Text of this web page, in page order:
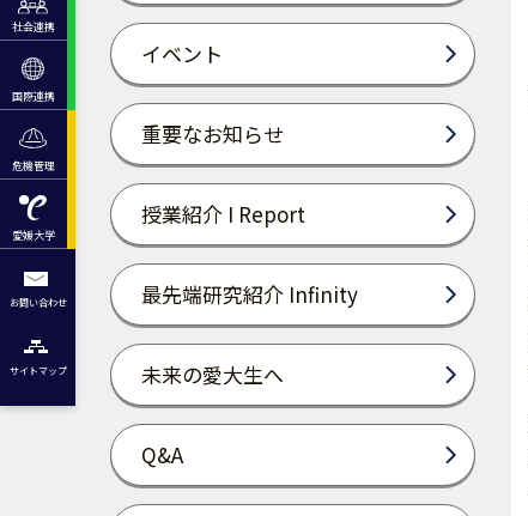
社会連携
国際連携
危機管理
愛媛大学
お問い合わせ
サイトマップ
イベント
重要なお知らせ
授業紹介 I Report
最先端研究紹介 Infinity
未来の愛大生へ
Q&A